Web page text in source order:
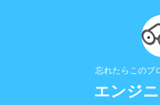
忘れたらこのブ
エンジ